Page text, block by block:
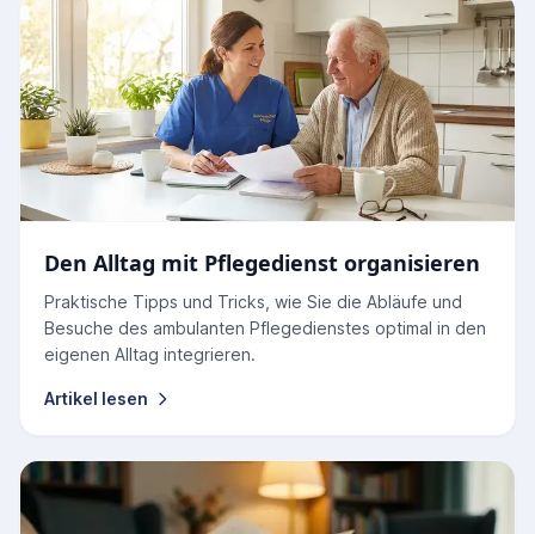
Den Alltag mit Pflegedienst organisieren
Praktische Tipps und Tricks, wie Sie die Abläufe und
Besuche des ambulanten Pflegedienstes optimal in den
eigenen Alltag integrieren.
Artikel lesen